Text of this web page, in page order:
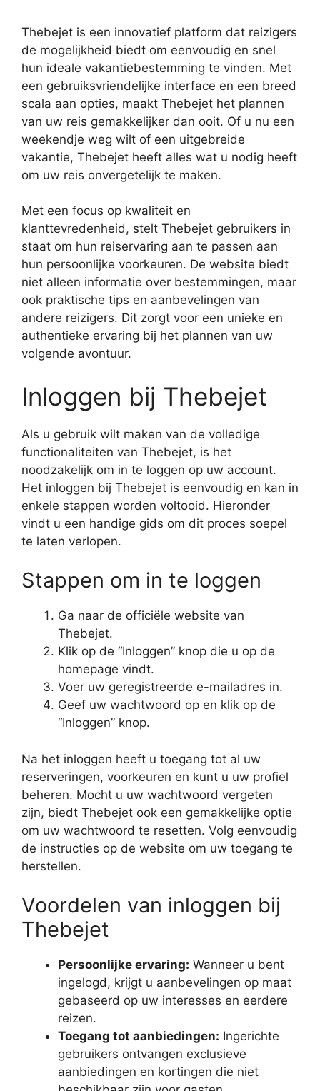
Thebejet is een innovatief platform dat reizigers
de mogelijkheid biedt om eenvoudig en snel
hun ideale vakantiebestemming te vinden. Met
een gebruiksvriendelijke interface en een breed
scala aan opties, maakt Thebejet het plannen
van uw reis gemakkelijker dan ooit. Of u nu een
weekendje weg wilt of een uitgebreide
vakantie, Thebejet heeft alles wat u nodig heeft
om uw reis onvergetelijk te maken.
Met een focus op kwaliteit en
klanttevredenheid, stelt Thebejet gebruikers in
staat om hun reiservaring aan te passen aan
hun persoonlijke voorkeuren. De website biedt
niet alleen informatie over bestemmingen, maar
ook praktische tips en aanbevelingen van
andere reizigers. Dit zorgt voor een unieke en
authentieke ervaring bij het plannen van uw
volgende avontuur.
Inloggen bij Thebejet
Als u gebruik wilt maken van de volledige
functionaliteiten van Thebejet, is het
noodzakelijk om in te loggen op uw account.
Het inloggen bij Thebejet is eenvoudig en kan in
enkele stappen worden voltooid. Hieronder
vindt u een handige gids om dit proces soepel
te laten verlopen.
Stappen om in te loggen
Ga naar de officiële website van
Thebejet.
Klik op de “Inloggen” knop die u op de
homepage vindt.
Voer uw geregistreerde e-mailadres in.
Geef uw wachtwoord op en klik op de
“Inloggen” knop.
Na het inloggen heeft u toegang tot al uw
reserveringen, voorkeuren en kunt u uw profiel
beheren. Mocht u uw wachtwoord vergeten
zijn, biedt Thebejet ook een gemakkelijke optie
om uw wachtwoord te resetten. Volg eenvoudig
de instructies op de website om uw toegang te
herstellen.
Voordelen van inloggen bij
Thebejet
Persoonlijke ervaring: Wanneer u bent
ingelogd, krijgt u aanbevelingen op maat
gebaseerd op uw interesses en eerdere
reizen.
Toegang tot aanbiedingen: Ingerichte
gebruikers ontvangen exclusieve
aanbiedingen en kortingen die niet